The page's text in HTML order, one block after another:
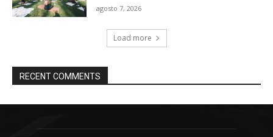
agosto 7, 2026
Load more
RECENT COMMENTS